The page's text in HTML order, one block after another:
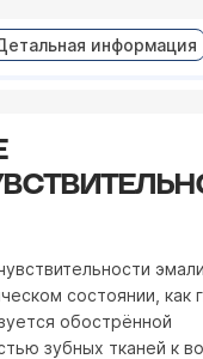
информация
состоянии, как
обострённой
зубных тканей к